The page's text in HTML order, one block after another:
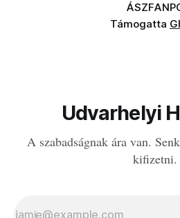
ÁSZF
Támogatta
Udvarhelyi
A szabadságnak ára van.
kifizetni.